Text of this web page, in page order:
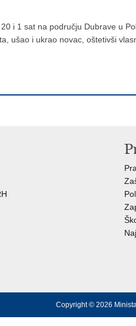
i 1 sat na području Dubrave u
ušao i ukrao novac, oštetivši
Copyright © 2026